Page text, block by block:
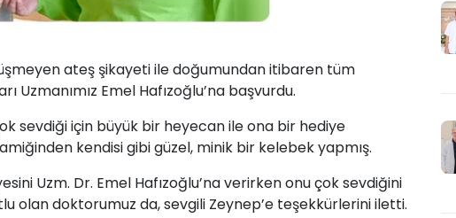
ateş şikayeti ile doğumundan itibaren tüm
Emel Hafızoğlu’na başvurdu.
sevdiği için büyük bir heyecan ile ona bir hediye
kendisi gibi güzel, minik bir kelebek yapmış.
Uzm. Dr. Emel Hafızoğlu’na verirken onu çok sevdiğini
olan doktorumuz da, sevgili Zeynep’e teşekkürlerini iletti.